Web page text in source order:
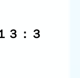
：３